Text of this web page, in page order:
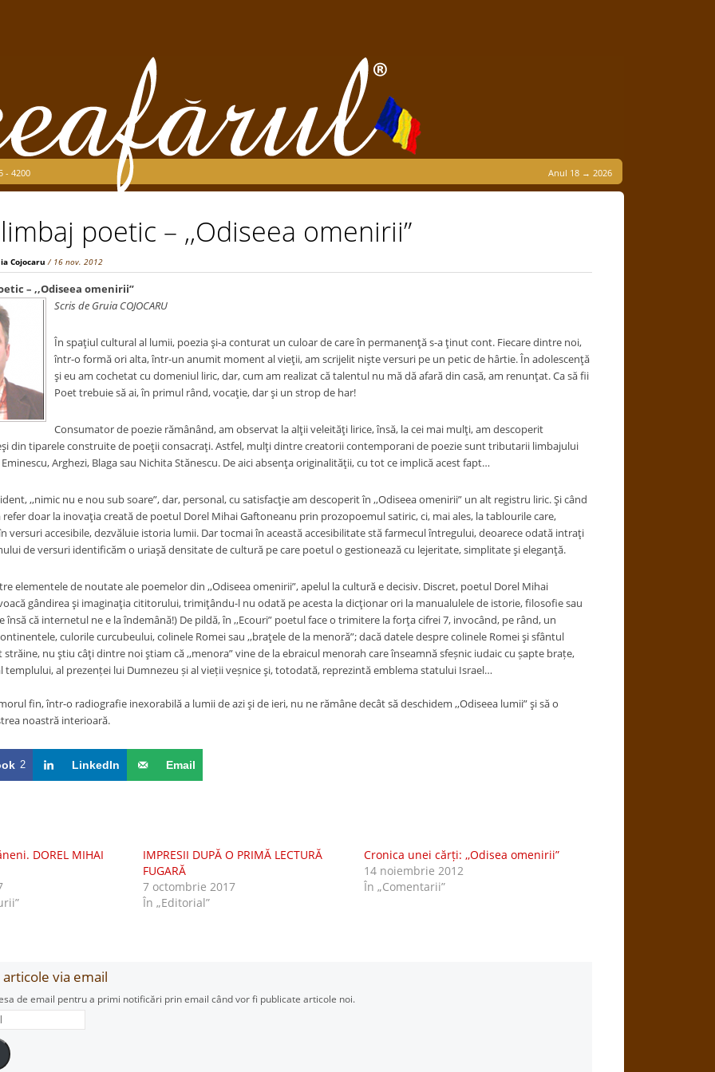
- 4200 Anul 18 → 2026
poetic – ,,Odiseea omenirii”
Cojocaru / 16 nov. 2012
– ,,Odiseea omenirii”
Scris de Gruia COJOCARU
În spaţiul cultural al lumii, poezia şi-a conturat un culoar de care în permanenţă s-a ţinut cont. Fiecare dintre noi,
într-o formă ori alta, într-un anumit moment al vieţii, am scrijelit nişte versuri pe un petic de hârtie. În adolescenţă
şi eu am cochetat cu domeniul liric, dar, cum am realizat că talentul nu mă dă afară din casă, am renunţat. Ca să fii
Poet trebuie să ai, în primul rând, vocaţie, dar şi un strop de har!
Consumator de poezie rămânând, am observat la alţii veleităţi lirice, însă, la cei mai mulţi, am descoperit
din tiparele construite de poeţii consacraţi. Astfel, mulţi dintre creatorii contemporani de poezie sunt tributarii limbajului
Arghezi, Blaga sau Nichita Stănescu. De aici absenţa originalităţii, cu tot ce implică acest fapt…
,,nimic nu e nou sub soare”, dar, personal, cu satisfacţie am descoperit în ,,Odiseea omenirii” un alt registru liric. Şi când
doar la inovaţia creată de poetul Dorel Mihai Gaftoneanu prin prozopoemul satiric, ci, mai ales, la tablourile care,
versuri accesibile, dezvăluie istoria lumii. Dar tocmai în această accesibilitate stă farmecul întregului, deoarece odată intraţi
de versuri identificăm o uriaşă densitate de cultură pe care poetul o gestionează cu lejeritate, simplitate şi eleganţă.
elementele de noutate ale poemelor din ,,Odiseea omenirii”, apelul la cultură e decisiv. Discret, poetul Dorel Mihai
gândirea şi imaginaţia cititorului, trimiţându-l nu odată pe acesta la dicţionar ori la manualulele de istorie, filosofie sau
însă că internetul ne e la îndemână!) De pildă, în ,,Ecouri” poetul face o trimitere la forţa cifrei 7, invocând, pe rând, un
culorile curcubeului, colinele Romei sau ,,braţele de la menoră”; dacă datele despre colinele Romei şi sfântul
nu ştiu câţi dintre noi ştiam că ,,menora” vine de la ebraicul menorah care înseamnă sfeșnic iudaic cu șapte brațe,
templului, al prezenței lui Dumnezeu și al vieții veșnice şi, totodată, reprezintă emblema statului Israel…
fin, într-o radiografie inexorabilă a lumii de azi şi de ieri, nu ne rămâne decât să deschidem ,,Odiseea lumii” şi să o
noastră interioară.
2 LinkedIn Email
DOREL MIHAI
IMPRESII DUPĂ O PRIMĂ LECTURĂ
FUGARĂ
7 octombrie 2017
În „Editorial”
Cronica unei cărți: ,,Odisea omenirii”
14 noiembrie 2012
În „Comentarii”
via email
de email pentru a primi notificări prin email când vor fi publicate articole noi.